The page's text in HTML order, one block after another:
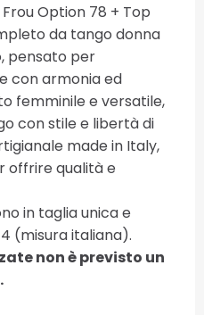
Option 78 + Top
da tango donna
pensato per
con armonia ed
femminile e versatile,
con stile e libertà di
made in Italy,
offrire qualità e
in taglia unica e
(misura italiana).
non è previsto un